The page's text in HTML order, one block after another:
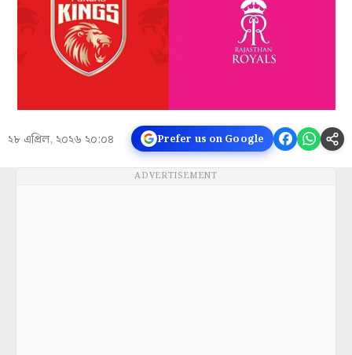
২৮ এপ্রিল, ২০২৬ ২০:০৪ Prefer us on Google
ADVERTISEMENT